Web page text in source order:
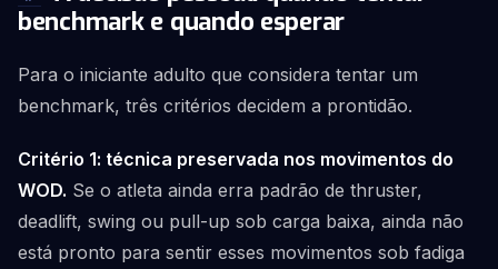
benchmark e quando esperar
Para o iniciante adulto que considera tentar um
benchmark, três critérios decidem a prontidão.
Critério 1: técnica preservada nos movimentos do
WOD. Se o atleta ainda erra padrão de thruster,
deadlift, swing ou pull-up sob carga baixa, ainda não
está pronto para sentir esses movimentos sob fadiga